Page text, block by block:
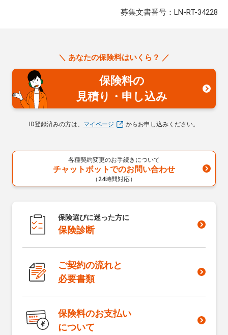
募集文書番号：LN-RT-34228
＼ あなたの保険料はいくら？ ／
保険料の
見積り・申し込み
ID登録済みの方は、 マイページ からお申し込みください。
各種契約変更のお手続きについて
チャットボットでのお問い合わせ
（24時間対応）
保険選びに迷った方に
保険診断
ご契約の流れと
必要書類
保険料のお支払い
について